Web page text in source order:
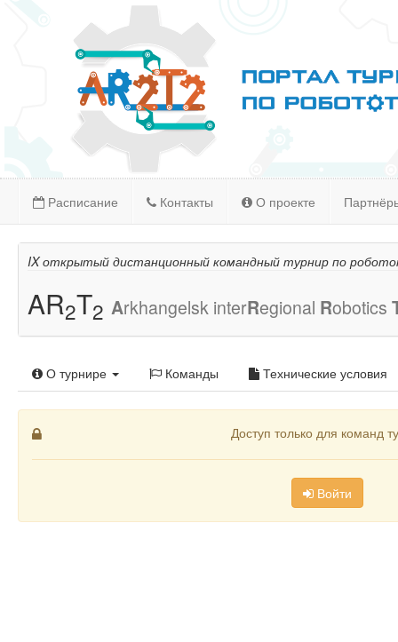
Расписание Контакты О проекте
IX открытый дистанционный командный турнир по
AR2T2 Arkhangelsk interRegional Robotics
О турнире Команды Технические условия
Доступ только для команд
Войти